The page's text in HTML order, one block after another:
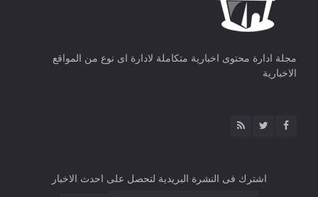
مجلة ادارة محتوى اخبارية متكاملة لادارة اى نوع من المواقع
الاخبارية
اشترك فى النشرة البريدية لتحصل على احدث الاخبار